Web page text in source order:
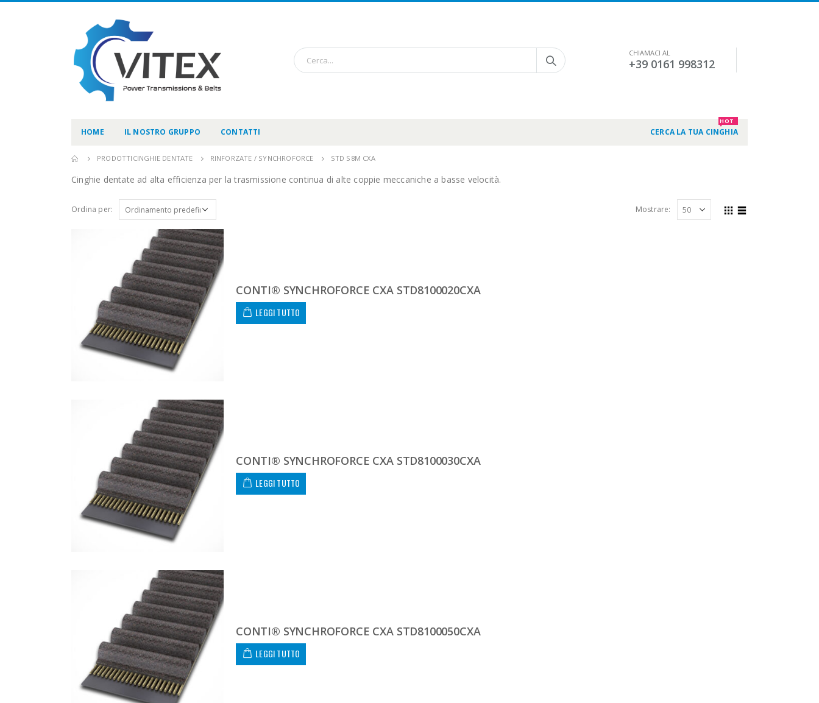
CHIAMACI AL
+39 0161 998312
HOME IL NOSTRO GRUPPO CONTATTI CERCA LA TUA CINGHIA
HOT
PRODOTTI CINGHIE DENTATE RINFORZATE / SYNCHROFORCE STD S8M CXA
Cinghie dentate ad alta efficienza per la trasmissione continua di alte coppie meccaniche a basse velocità.
Ordina per: Mostrare:
CONTI® SYNCHROFORCE CXA STD8100020CXA
LEGGI TUTTO
CONTI® SYNCHROFORCE CXA STD8100030CXA
LEGGI TUTTO
CONTI® SYNCHROFORCE CXA STD8100050CXA
LEGGI TUTTO